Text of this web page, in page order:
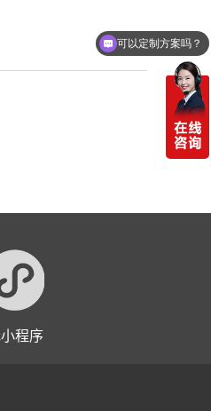
程序
可以定制方案吗？